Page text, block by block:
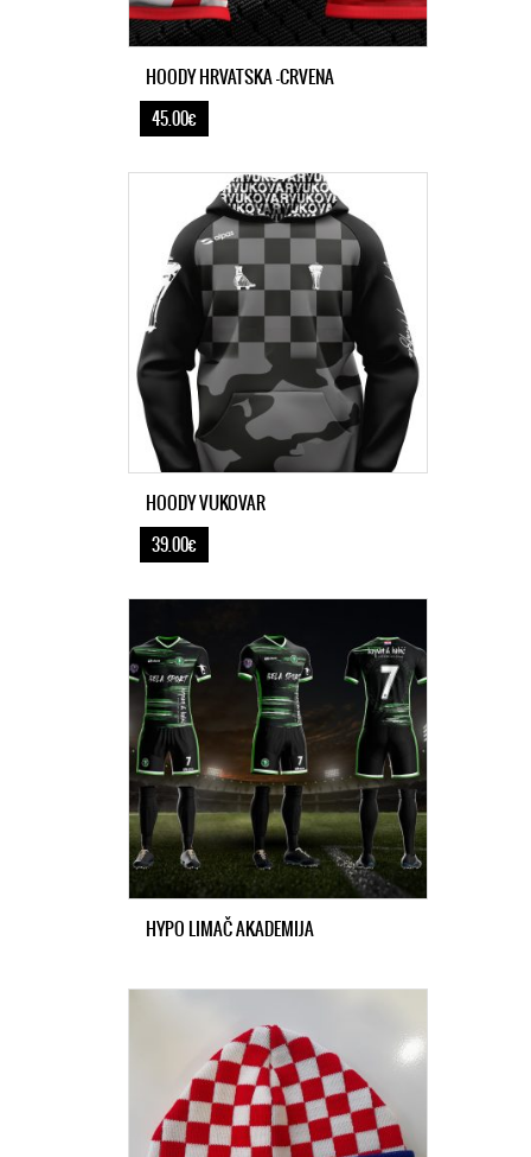
HOODY HRVATSKA -CRVENA
45.00€
HOODY VUKOVAR
39.00€
HYPO LIMAČ AKADEMIJA